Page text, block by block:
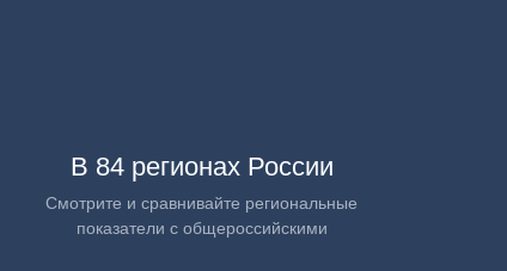
В 84 регионах России
Смотрите и сравнивайте региональные
показатели с общероссийскими